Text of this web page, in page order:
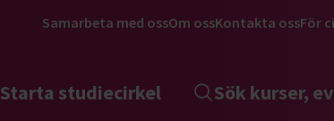
Samarbeta med ossOm ossKontakta ossFör
Starta studiecirkel Sök kurser,